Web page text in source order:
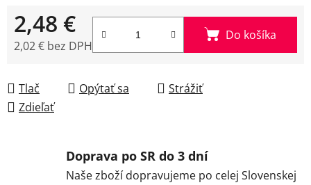
2,48 €
2,02 € bez DPH
Do košíka
Tlač Opýtať sa
Strážiť
Zdieľať
Doprava po SR do 3 dní
Naše zboží dopravujeme po celej Slovenskej